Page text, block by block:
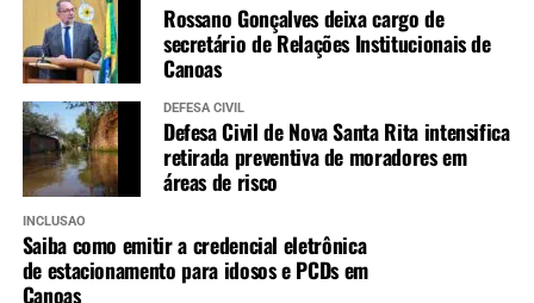
Rossano Gonçalves deixa cargo de
secretário de Relações Institucionais de
Canoas
DEFESA CIVIL
Defesa Civil de Nova Santa Rita intensifica
retirada preventiva de moradores em
áreas de risco
INCLUSÃO
Saiba como emitir a credencial eletrônica
de estacionamento para idosos e PCDs em
Canoas